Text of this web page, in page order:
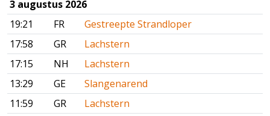
3 augustus 2026
19:21
FR
Gestreepte Strandloper
17:58
GR
Lachstern
17:15
NH
Lachstern
13:29
GE
Slangenarend
11:59
GR
Lachstern